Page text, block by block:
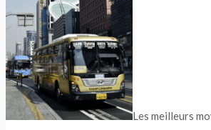
Les meilleurs